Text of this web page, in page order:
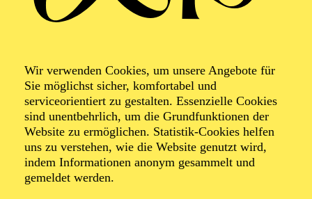
Wir verwenden Cookies, um unsere Angebote für
Sie möglichst sicher, komfortabel und
serviceorientiert zu gestalten. Essenzielle Cookies
sind unentbehrlich, um die Grundfunktionen der
Website zu ermöglichen. Statistik-Cookies helfen
uns zu verstehen, wie die Website genutzt wird,
indem Informationen anonym gesammelt und
gemeldet werden.
Das Wunder der
Heliane
Oper in drei Akten von Erich Wolfgang Korngold
Libretto von Hans Müller nach einem Mysterium von
Hans Kaltneker